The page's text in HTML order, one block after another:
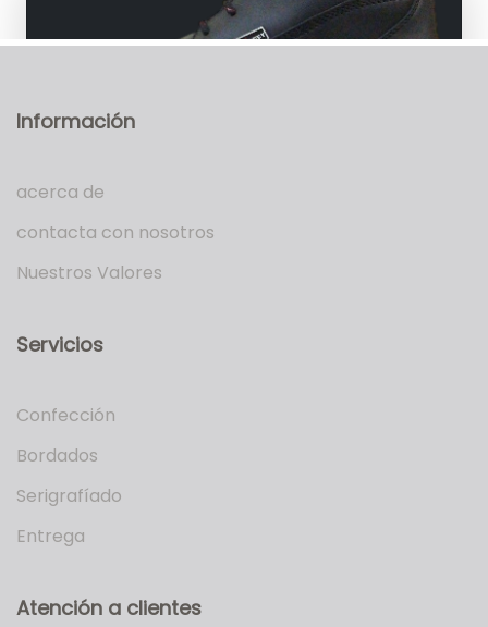
Información
acerca de
contacta con nosotros
Nuestros Valores
Servicios
Confección
Bordados
Serigrafíado
Entrega
Atención a clientes